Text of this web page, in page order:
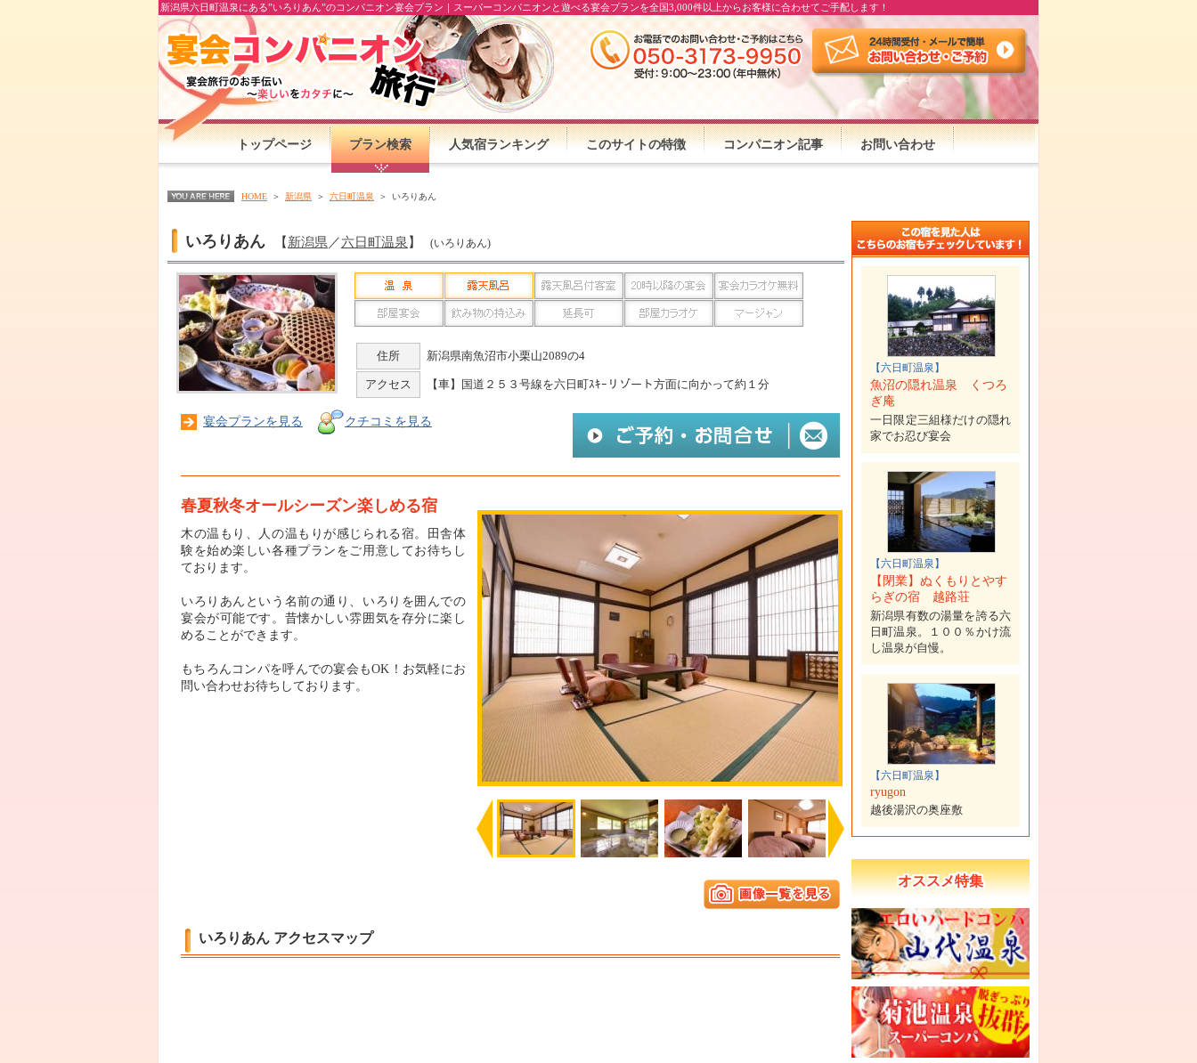
新潟県六日町温泉にある”いろりあん”のコンパニオン宴会プラン｜スーパーコンパニオンと遊べる宴会プランを全国3,000件以上からお客様に合わせてご手配します！
トップページ プラン検索 人気宿ランキング このサイトの特徴 コンパニオン記事 お問い合わせ
HOME 新潟県 六日町温泉 いろりあん
いろりあん 【 新潟県 ／六日町温泉 】 (いろりあん)
住所 新潟県南魚沼市小栗山2089の4
アクセス 【車】国道２５３号線を六日町ｽｷｰリゾート方面に向かって約１分
宴会プランを見る クチコミを見る
春夏秋冬オールシーズン楽しめる宿
木の温もり、人の温もりが感じられる宿。田舎体
験を始め楽しい各種プランをご用意してお待ちし
ております。
いろりあんという名前の通り、いろりを囲んでの
宴会が可能です。昔懐かしい雰囲気を存分に楽し
めることができます。
もちろんコンパを呼んでの宴会もOK！お気軽にお
問い合わせお待ちしております。
Previous Next
いろりあん アクセスマップ
【六日町温泉】
魚沼の隠れ温泉 くつろ
ぎ庵
一日限定三組様だけの隠れ
家でお忍び宴会
【六日町温泉】
【閉業】ぬくもりとやす
らぎの宿 越路荘
新潟県有数の湯量を誇る六
日町温泉。１００％かけ流
し温泉が自慢。
【六日町温泉】
ryugon
越後湯沢の奥座敷
オススメ特集